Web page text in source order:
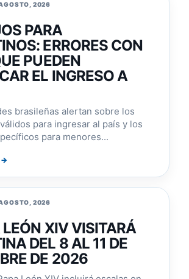
2026
PARA
ERRORES CON
PUEDEN
EL INGRESO A
brasileñas alertan sobre los
para ingresar al país y los
para menores...
→
2026
LEÓN XIV VISITARÁ
DEL 8 AL 11 DE
DE 2026